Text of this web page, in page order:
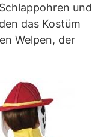
und
das Kostüm
Welpen, der